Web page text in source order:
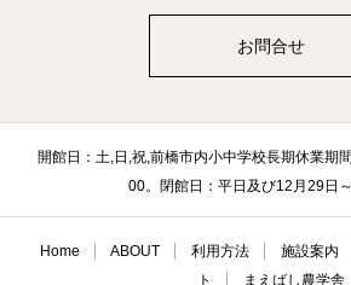
お問合せ
開館日：土,日,祝,前橋市内小中学校長期休業期
00。閉館日：平日及び12月29日～
Home ABOUT 利用方法 施設案内
ト
まえばし農学舎